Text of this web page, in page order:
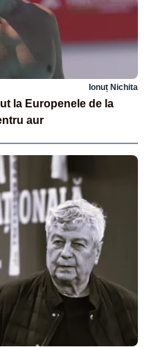
Ionuț Nichita
la Europenele de la
aur